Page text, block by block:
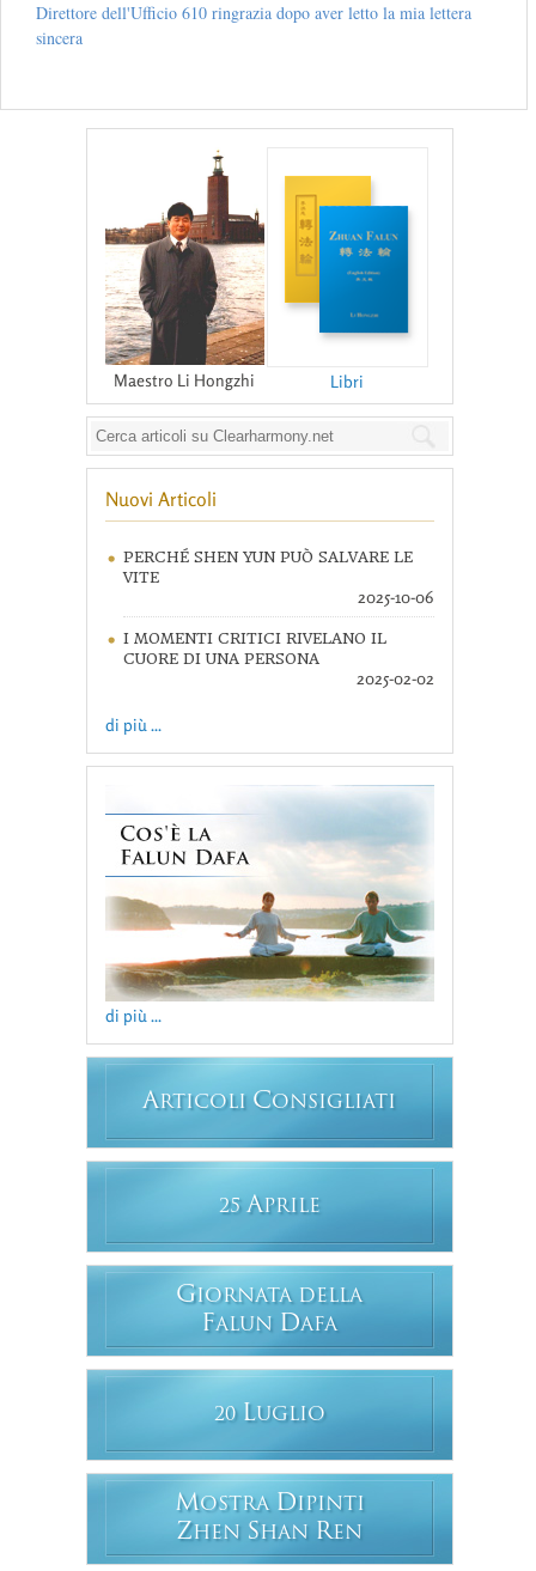
Direttore dell'Ufficio 610 ringrazia dopo aver letto la mia lettera
sincera
Maestro Li Hongzhi Libri
Nuovi Articoli
PERCHÉ SHEN YUN PUÒ SALVARE LE
VITE
2025-10-06
I MOMENTI CRITICI RIVELANO IL
CUORE DI UNA PERSONA
2025-02-02
di più ...
di più ...
ARTICOLI CONSIGLIATI
25 APRILE
GIORNATA DELLA
FALUN DAFA
20 LUGLIO
MOSTRA DIPINTI
ZHEN SHAN REN